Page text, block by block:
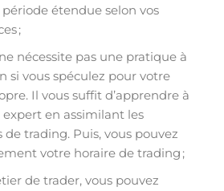
étendue selon vos
;
nécessite pas une pratique à
si vous spéculez pour votre
Il vous suffit d’apprendre à
en assimilant les
trading. Puis, vous pouvez
votre horaire de trading ;
de trader, vous pouvez